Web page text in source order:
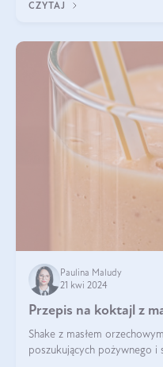
CZYTAJ
Paulina Maludy
21 kwi 2024
Przepis na koktajl z
Shake z masłem
poszukujących pożywnego i